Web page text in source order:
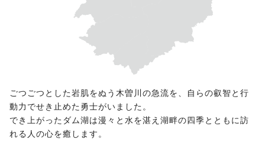
ごつごつとした岩肌をぬう木曽川の急流を、自らの叡智と行
動力でせき止めた勇士がいました。
でき上がったダム湖は漫々と水を湛え湖畔の四季とともに訪
れる人の心を癒します。